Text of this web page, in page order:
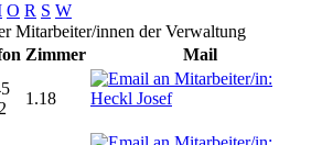
O R S W
Mitarbeiter/innen der Verwaltung
Zimmer
Mail
1.18